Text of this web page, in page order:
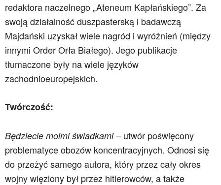
redaktora naczelnego „Ateneum Kapłańskiego”. Za
swoją działalność duszpasterską i badawczą
Majdański uzyskał wiele nagród i wyróżnień (między
innymi Order Orła Białego). Jego publikacje
tłumaczone były na wiele języków
zachodnioeuropejskich.
Twórczość:
Będziecie moimi świadkami– utwór poświęcony
problematyce obozów koncentracyjnych. Odnosi się
do przeżyć samego autora, który przez cały okres
wojny więziony był przez hitlerowców, a także